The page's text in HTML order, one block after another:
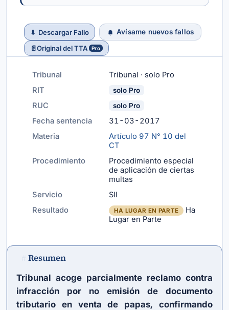
⬇ Descargar Fallo
Avísame nuevos fallos
📄Original del TTA Pro
Tribunal
Tribunal · solo Pro
RIT
solo Pro
RUC solo Pro
Fecha sentencia
31-03-2017
Materia
Artículo 97 N° 10 del
CT
Procedimiento
Procedimiento especial
de aplicación de ciertas
multas
Servicio
SII
Resultado
HA LUGAR EN PARTE
Ha
Lugar en Parte
Resumen
Tribunal acoge parcialmente reclamo contra
infracción por no emisión de documento
tributario en venta de papas, confirmando